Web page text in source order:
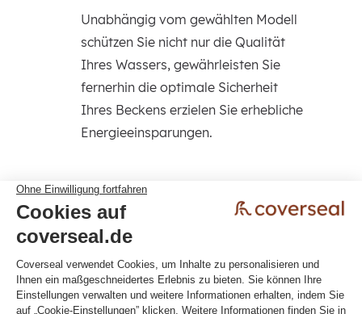
Unabhängig vom gewählten Modell
schützen Sie nicht nur die Qualität
Ihres Wassers, gewährleisten Sie
fernerhin die optimale Sicherheit
Ihres Beckens erzielen Sie erhebliche
Energieeinsparungen.